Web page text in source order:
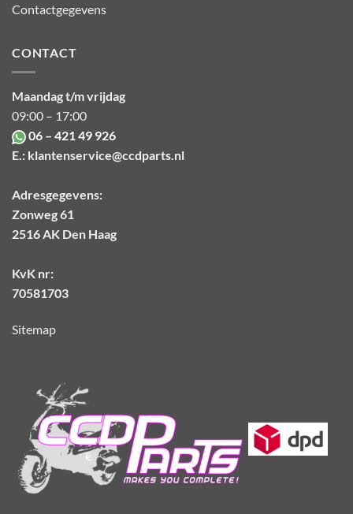
Contactgegevens
CONTACT
Maandag t/m vrijdag
09:00 – 17:00
06 – 421 49 926
E.: klantenservice@ccdparts.nl
Adresgegevens:
Zonweg 61
2516 AK Den Haag
KvK nr:
70581703
Sitemap